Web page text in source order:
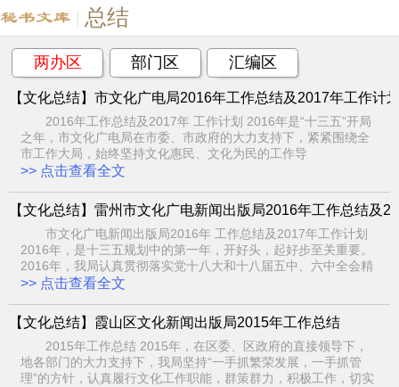
总结
两办区 部门区 汇编区
【文化总结】市文化广电局2016年工作总结及2017年工作计
2016年工作总结及2017年 工作计划 2016年是“十三五”开局
之年，市文化广电局在市委、市政府的大力支持下，紧紧围绕全
市工作大局，始终坚持文化惠民、文化为民的工作导
>> 点击查看全文
【文化总结】雷州市文化广电新闻出版局2016年工作总结及
市文化广电新闻出版局2016年 工作总结及2017年工作计划
2016年，是十三五规划中的第一年，开好头，起好步至关重要。
2016年，我局认真贯彻落实党十八大和十八届五中、六中全会精
>> 点击查看全文
【文化总结】霞山区文化新闻出版局2015年工作总结
2015年工作总结 2015年，在区委、区政府的直接领导下，
地各部门的大力支持下，我局坚持“一手抓繁荣发展，一手抓管
理”的方针，认真履行文化工作职能，群策群力，积极工作，切实